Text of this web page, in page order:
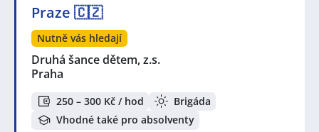
Praze 🇨🇿
Nutně vás hledají
Druhá šance dětem, z.s.
Praha
250 – 300 Kč / hod
Brigáda
Vhodné také pro absolventy